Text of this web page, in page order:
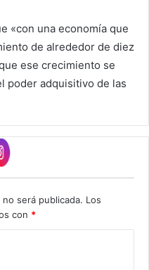
«con una economía que
de alrededor de diez
ese crecimiento se
poder adquisitivo de las
será publicada. Los
con *